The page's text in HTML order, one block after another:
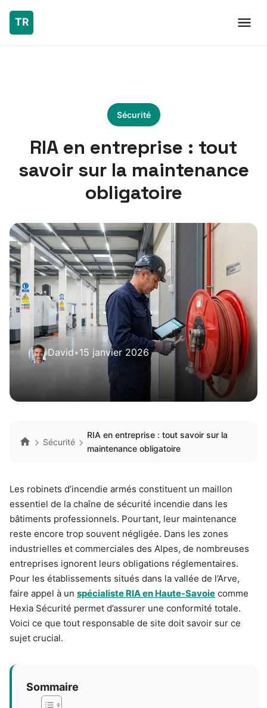
Sécurité
RIA en entreprise : tout
savoir sur la maintenance
obligatoire
David•15 janvier 2026
Sécurité
RIA en entreprise : tout savoir sur la
maintenance obligatoire
Les robinets d’incendie armés constituent un maillon
essentiel de la chaîne de sécurité incendie dans les
bâtiments professionnels. Pourtant, leur maintenance
reste encore trop souvent négligée. Dans les zones
industrielles et commerciales des Alpes, de nombreuses
entreprises ignorent leurs obligations réglementaires.
Pour les établissements situés dans la vallée de l’Arve,
faire appel à un spécialiste RIA en Haute-Savoie comme
Hexia Sécurité permet d’assurer une conformité totale.
Voici ce que tout responsable de site doit savoir sur ce
sujet crucial.
Sommaire